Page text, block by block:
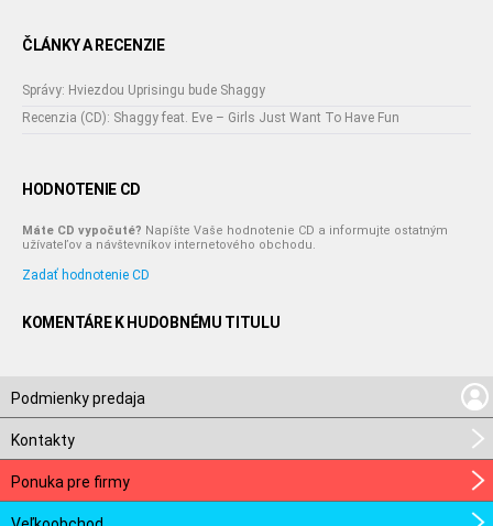
ČLÁNKY A RECENZIE
Správy: Hviezdou Uprisingu bude Shaggy
Recenzia (CD): Shaggy feat. Eve – Girls Just Want To Have Fun
HODNOTENIE CD
Máte CD vypočuté? Napíšte Vaše hodnotenie CD a informujte ostatným
užívateľov a návštevníkov internetového obchodu.
Zadať hodnotenie CD
KOMENTÁRE K HUDOBNÉMU TITULU
Podmienky predaja
Kontakty
Ponuka pre firmy